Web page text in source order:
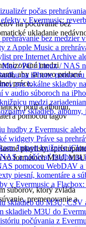
počas
v Evermusic:
bez medzier
z Apple Music a
pre Internet Archive
/ PC / Linux / NAS
na iPhone
pre lokálne skladby
v audio súboroch na
medzi
skladieb, albumy,
hudby z Evermusic
widgety Práve sa
Import knižnice
a počúvať hudbu na
pomocou WebDAV a
piesní, komentáre a
v Evermusic a
skladieb do M3U, CSV
skladieb M3U do
počúvania z
na počúvanie bez
ukladanie
medzi
aby sa novo pridané
práce.
podľa albumu,
pomocou tagov
playlisty,
vo formátoch M3U,
súborov, ktorý zvláda
premenovanie a